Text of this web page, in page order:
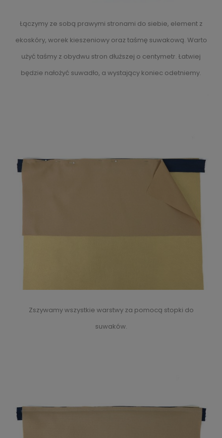
Łączymy ze sobą prawymi stronami do siebie, element z
ekoskóry, worek kieszeniowy oraz taśmę suwakową. Warto
użyć taśmy z obydwu stron dłuższej o centymetr. Łatwiej
będzie nałożyć suwadło, a wystający koniec odetniemy.
Zszywamy wszystkie warstwy za pomocą stopki do
suwaków.